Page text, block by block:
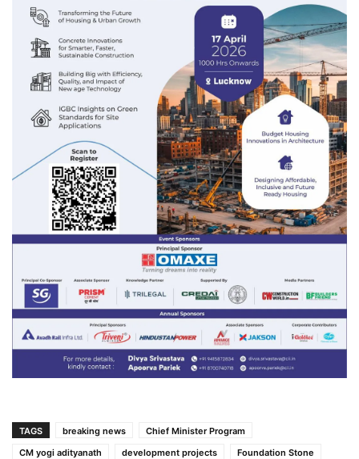
TAGS breaking news
Chief Minister Program
CM yogi adityanath
development projects
Foundation Stone